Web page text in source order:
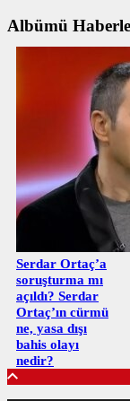
Albümü
Serdar Ortaç’a
soruşturma mı
açıldı? Serdar
Ortaç’ın cürmü
ne, yasa dışı
bahis olayı
nedir?